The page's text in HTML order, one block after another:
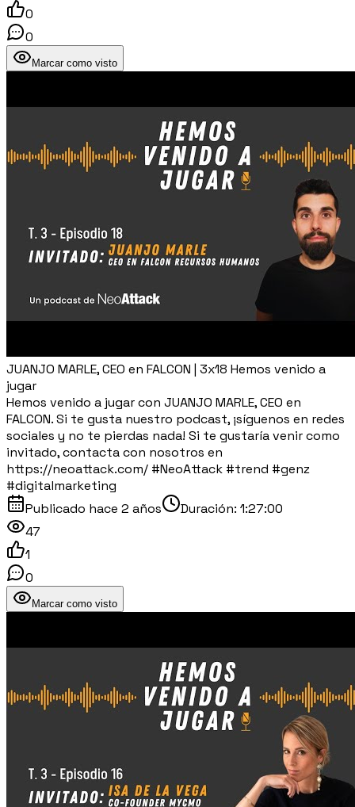
0
0
Marcar como visto
JUANJO MARLE, CEO en FALCON | 3x18 Hemos venido a
jugar
Hemos venido a jugar con JUANJO MARLE, CEO en
FALCON. Si te gusta nuestro podcast, ¡síguenos en redes
sociales y no te pierdas nada! Si te gustaría venir como
invitado, contacta con nosotros en
https://neoattack.com/ #NeoAttack #trend #genz
#digitalmarketing
Publicado hace 2 años Duración: 1:27:00
47
1
0
Marcar como visto